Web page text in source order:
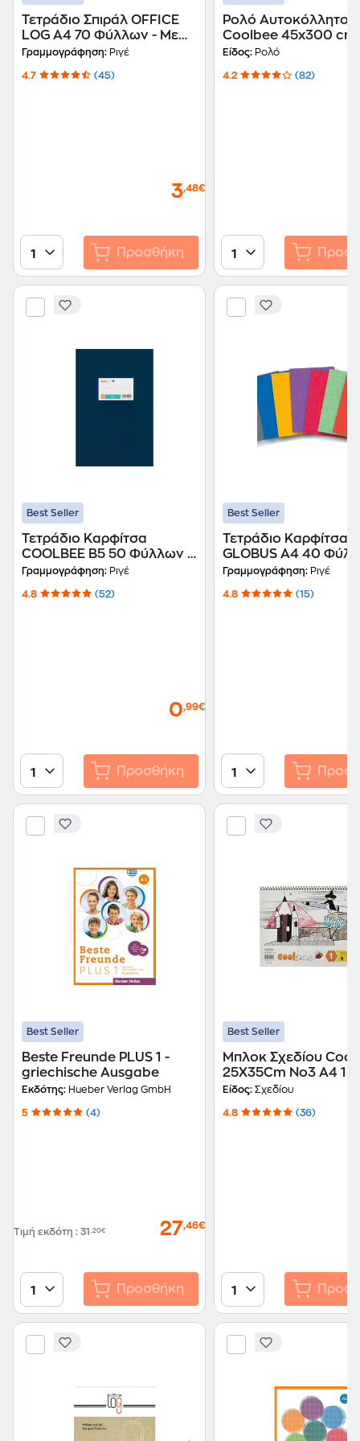
Τετράδιο Σπιράλ OFFICE
LOG A4 70 Φύλλων - Με
σχέδιο (1 Τεμάχιο)
Γραμμογράφηση: Ριγέ
4.7 (45)
3,48€
1 Προσθήκη
Ρολό Αυτοκόλλητο
Coolbee 45x300 cm
Είδος: Ρολό
4.2 (82)
1
Best Seller
Τετράδιο Καρφίτσα
COOLBEE B5 50 Φύλλων -
Μπλε (1 Τεμάχιο)
Γραμμογράφηση: Ριγέ
4.8 (52)
0,99€
1 Προσθήκη
Best Seller
Τετράδιο Καρφίτσα
GLOBUS A4 40
Με σχέδιο (1
Γραμμογράφηση: Ριγέ
4.8 (15)
1
Best Seller
Beste Freunde PLUS 1 -
griechische Ausgabe
Εκδότης: Hueber Verlag GmbH
5 (4)
Τιμή εκδότη : 31,20€ 27,46€
1 Προσθήκη
Best Seller
Μπλοκ Σχεδίου
25X35Cm No3 A4 15
Φύλλων
Είδος: Σχεδίου
4.8 (36)
1